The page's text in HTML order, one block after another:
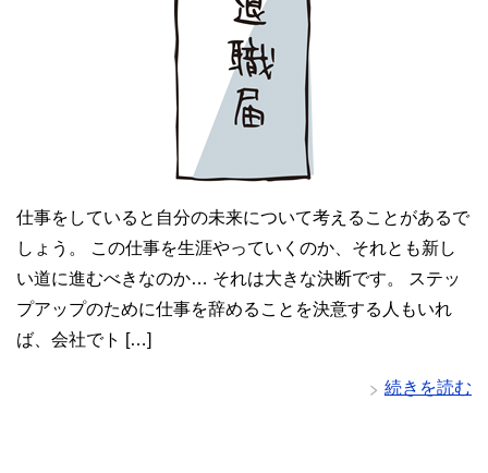
仕事をしていると自分の未来について考えることがあるで
しょう。 この仕事を生涯やっていくのか、それとも新し
い道に進むべきなのか… それは大きな決断です。 ステッ
プアップのために仕事を辞めることを決意する人もいれ
ば、会社でト […]
続きを読む